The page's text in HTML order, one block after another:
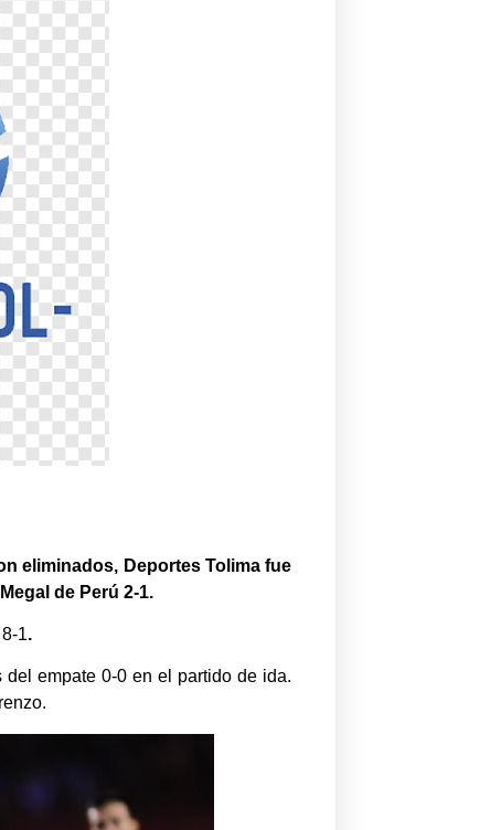
eliminados, Deportes Tolima fue
de Perú 2-1.
1.
empate 0-0 en el partido de ida.